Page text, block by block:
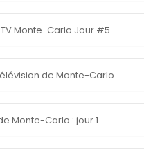
Monte-Carlo Jour #5
de Monte-Carlo
Monte-Carlo : jour 1